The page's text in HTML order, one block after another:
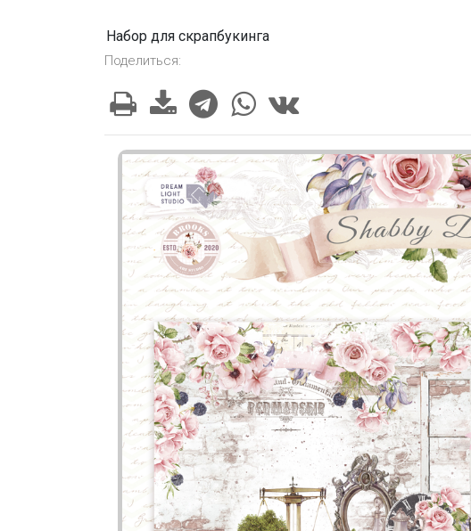
Набор для скрапбукинга
Поделиться: